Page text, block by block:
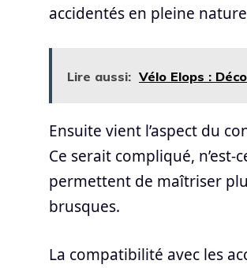
accidentés en pleine
Lire aussi: Vélo Elops :
Ensuite vient l’aspect du
Ce serait compliqué,
permettent de maîtriser
brusques.
La compatibilité avec les